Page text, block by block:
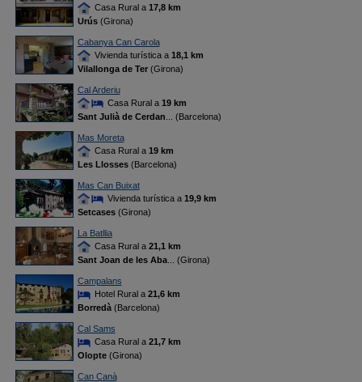
Casa Rural a 17,8 km
Urús(Girona)
Cabanya Can Carola
Vivienda turística a 18,1 km
Vilallonga de Ter(Girona)
Cal Arderiu
Casa Rural a 19 km
Sant Julià de Cerdan ... (Barcelona)
Mas Moreta
Casa Rural a 19 km
Les Llosses(Barcelona)
Mas Can Buixat
Vivienda turística a 19,9 km
Setcases(Girona)
La Batllia
Casa Rural a 21,1 km
Sant Joan de les Aba... (Girona)
Campalans
Hotel Rural a 21,6 km
Borredà(Barcelona)
Cal Sams
Casa Rural a 21,7 km
Olopte(Girona)
Can Canà